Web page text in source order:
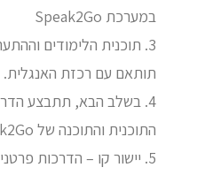
במערכת Speak2Go
3. תוכנית הלימודים
תותאם עם רכזת האנגלית.
4. בשלב הבא, תתבצע
התוכנית והתוכנה של Speak2Go.
5. יישור קו – הדרכות